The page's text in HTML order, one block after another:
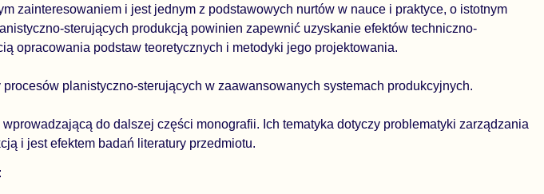
zainteresowaniem i jest jednym z podstawowych nurtów w nauce i praktyce, o istotnym
sterujących produkcją powinien zapewnić uzyskanie efektów techniczno-
opracowania podstaw teoretycznych i metodyki jego projektowania.
planistyczno-sterujących w zaawansowanych systemach produkcyjnych.
do dalszej części monografii. Ich tematyka dotyczy problematyki zarządzania
i jest efektem badań literatury przedmiotu.